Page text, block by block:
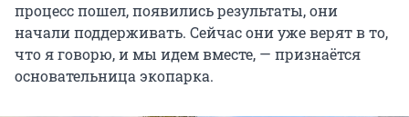
процесс пошел, появились результаты, они
начали поддерживать. Сейчас они уже верят в то,
что я говорю, и мы идем вместе, — признаётся
основательница экопарка.